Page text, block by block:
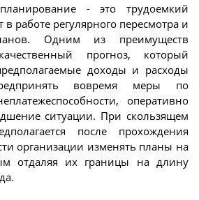
- это трудоемкий
в работе регулярного пересмотра и
Одним из преимуществ
прогноз, который
доходы и расходы
вовремя меры по
оперативно
ситуации. При скользящем
после прохождения
организации изменять планы на
отдаляя их границы на длину